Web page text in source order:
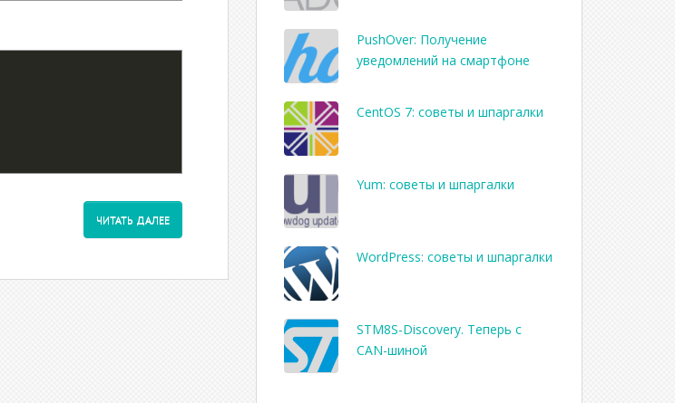
ЧИТАТЬ ДАЛЕЕ
PushOver: Получение
уведомлений на смартфоне
CentOS 7: советы и шпаргалки
Yum: советы и шпаргалки
WordPress: советы и шпаргалки
STM8S-Discovery. Теперь с
CAN-шиной